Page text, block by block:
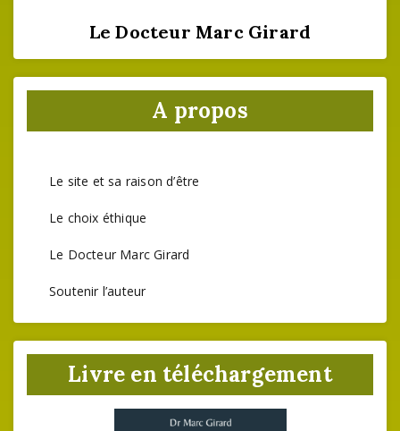
Le Docteur Marc Girard
A propos
Le site et sa raison d’être
Le choix éthique
Le Docteur Marc Girard
Soutenir l’auteur
Livre en téléchargement